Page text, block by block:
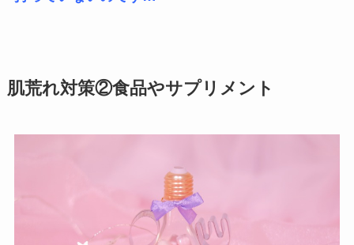
肌荒れ対策②食品やサプリメント